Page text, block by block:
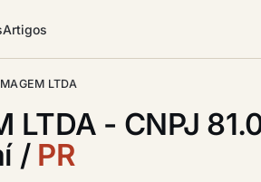
Artigos
LTDA
LTDA - CNPJ
/ PR